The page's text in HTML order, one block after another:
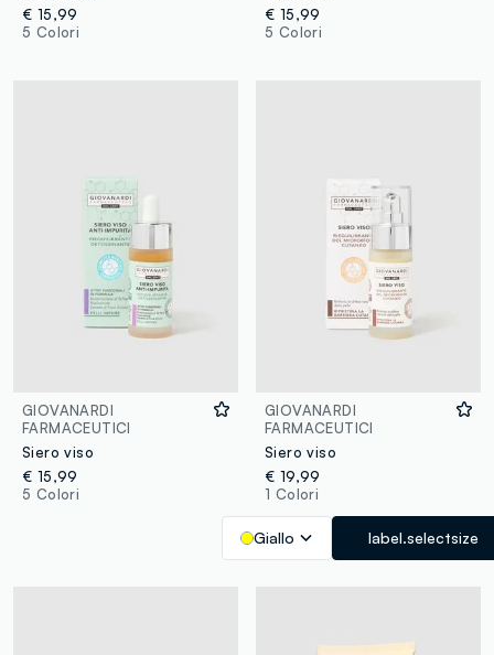
€ 15,99
5 Colori
€ 15,99
5 Colori
GIOVANARDI
FARMACEUTICI
Siero viso
€ 15,99
5 Colori
GIOVANARDI
FARMACEUTICI
Siero viso
€ 19,99
1 Colori
Giallo label.selectsize